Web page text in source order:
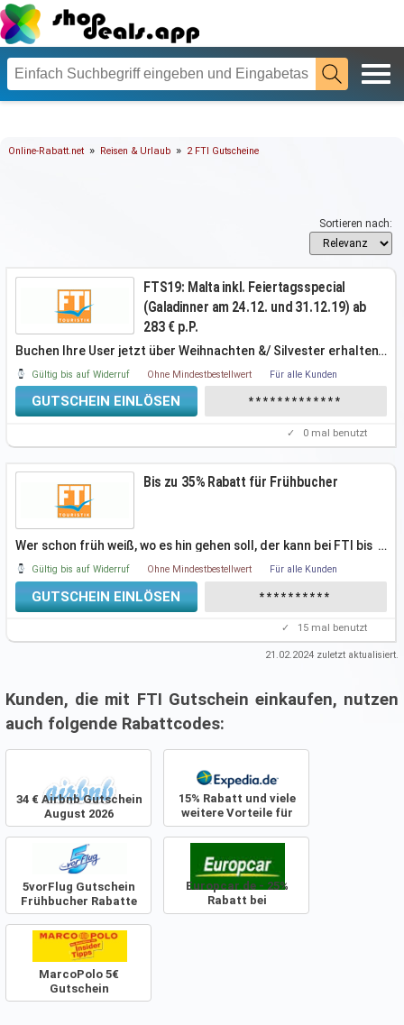
Online-Rabatt.net » Reisen & Urlaub » 2 FTI Gutscheine
Sortieren nach:
FTS19: Malta inkl. Feiertagsspecial
(Galadinner am 24.12. und 31.12.19) ab
283 € p.P.
Buchen Ihre User jetzt über Weihnachten &/ Silvester erhalten
Sie ein tolles
…
Gültig bis auf Widerruf Ohne Mindestbestellwert Für alle Kunden
GUTSCHEIN EINLÖSEN *************
✓ 0 mal benutzt
Bis zu 35% Rabatt für Frühbucher
Wer schon früh weiß, wo es hin gehen soll, der kann bei FTI bis
zu 35% sparen.
…
Gültig bis auf Widerruf Ohne Mindestbestellwert Für alle Kunden
GUTSCHEIN EINLÖSEN **********
✓ 15 mal benutzt
21.02.2024 zuletzt aktualisiert.
Kunden, die mit FTI Gutschein einkaufen, nutzen
auch folgende Rabattcodes:
34 € Airbnb Gutschein
August 2026
15% Rabatt und viele
weitere Vorteile für
Frühbucher
5vorFlug Gutschein
Frühbucher Rabatte
Europcar.de - 25%
Rabatt bei
Sofortzahlung
MarcoPolo 5€
Gutschein